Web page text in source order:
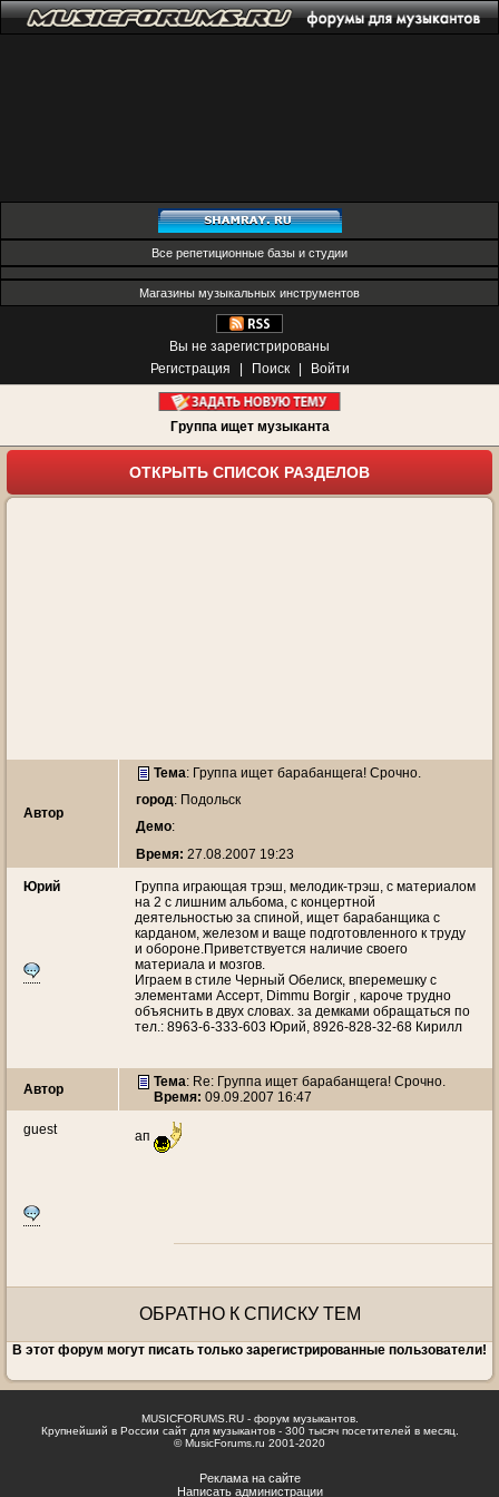
Все репетиционные базы и студии
Магазины музыкальных инструментов
Вы не зарегистрированы
Регистрация
Поиск Войти
Группа ищет музыканта
ОТКРЫТЬ СПИСОК РАЗДЕЛОВ
Автор
Тема: Группа ищет барабанщега! Срочно.
город: Подольск
Демо:
Время: 27.08.2007 19:23
Юрий
Группа играющая трэш, мелодик-трэш, с материалом
на 2 с лишним альбома, с концертной
деятельностью за спиной, ищет барабанщика с
карданом, железом и ваще подготовленного к труду
и обороне.Приветствуется наличие своего
материала и мозгов.
Играем в стиле Черный Обелиск, вперемешку с
элементами Ассерт, Dimmu Borgir , кароче трудно
объяснить в двух словах. за демками обращаться по
тел.: 8963-6-333-603 Юрий, 8926-828-32-68 Кирилл
Автор Тема: Re: Группа ищет барабанщега! Срочно.
Время: 09.09.2007 16:47
guest ап
ОБРАТНО К СПИСКУ ТЕМ
В этот форум могут писать только зарегистрированные пользователи!
MUSICFORUMS.RU - форум музыкантов.
Крупнейший в России сайт для музыкантов - 300 тысяч посетителей в месяц.
© MusicForums.ru 2001-2020
Реклама на сайте
Написать администрации